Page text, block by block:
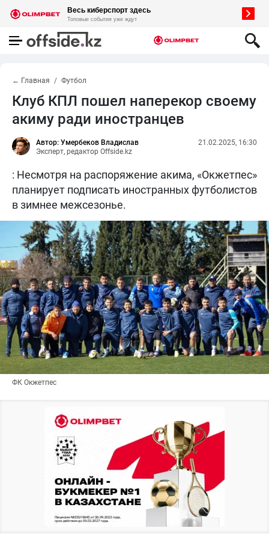
← Главная Футбол
Клуб КПЛ пошел наперекор своему
акиму ради иностранцев
Автор: Умербеков Владислав
Эксперт, редактор Offside.kz
21.02.2025, 16:30
: Несмотря на распоряжение акима, «Окжетпес»
планирует подписать иностранных футболистов
в зимнее межсезонье.
ФК Окжетпес